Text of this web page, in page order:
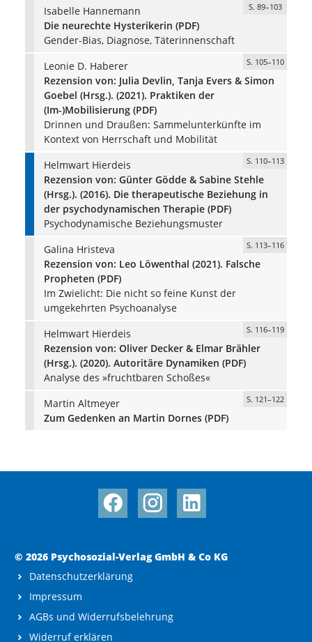
Isabelle Hannemann
S. 89–103
Die neurechte Hysterikerin (PDF)
Gender-Bias, Diagnose, Täterinnenschaft
Leonie D. Haberer
S. 105–110
Rezension von: Julia Devlin, Tanja Evers & Simon
Goebel (Hrsg.). (2021). Praktiken der
(Im-)Mobilisierung (PDF)
Drinnen und Draußen: Sammelunterkünfte im
Kontext von Herrschaft und Mobilität
Helmwart Hierdeis
S. 110–113
Rezension von: Günter Gödde & Sabine Stehle
(Hrsg.). (2016). Die therapeutische Beziehung in
der psychodynamischen Therapie (PDF)
Psychodynamische Beziehungsmuster
Galina Hristeva
S. 113–116
Rezension von: Leo Löwenthal (2021). Falsche
Propheten (PDF)
Im Zwielicht: Die nicht so feine Kunst der
umgekehrten Psychoanalyse
Helmwart Hierdeis
S. 116–119
Rezension von: Oliver Decker & Elmar Brähler
(Hrsg.). (2020). Autoritäre Dynamiken (PDF)
Analyse des »fruchtbaren Schoßes«
Martin Altmeyer
S. 121–122
Zum Gedenken an Martin Dornes (PDF)
© 2026 Psychosozial-Verlag GmbH & Co KG
Datenschutzerklärung
Impressum
AGBs und Widerrufsbelehrung
Widerruf erklären